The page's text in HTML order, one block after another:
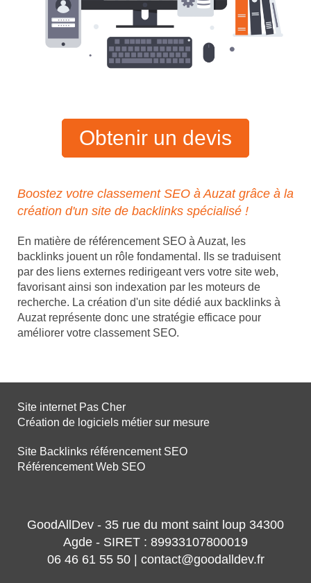
Obtenir un devis
Boostez votre classement SEO à Auzat grâce à la
création d'un site de backlinks spécialisé !
En matière de référencement SEO à Auzat, les
backlinks jouent un rôle fondamental. Ils se traduisent
par des liens externes redirigeant vers votre site web,
favorisant ainsi son indexation par les moteurs de
recherche. La création d'un site dédié aux backlinks à
Auzat représente donc une stratégie efficace pour
améliorer votre classement SEO.
Site internet Pas Cher
Création de logiciels métier sur mesure
Site Backlinks référencement SEO
Référencement Web SEO
GoodAllDev - 35 rue du mont saint loup 34300
Agde - SIRET : 89933107800019
06 46 61 55 50 | contact@goodalldev.fr